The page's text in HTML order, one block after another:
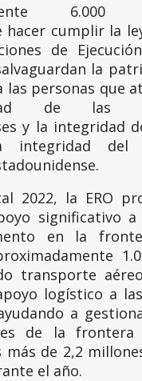
6.000
hacer cumplir la
de
la
las personas que
de las
y la integridad
integridad del
2022, la ERO
significativo
en la
transporte
logístico a
a
de la
más de 2,2
el año.